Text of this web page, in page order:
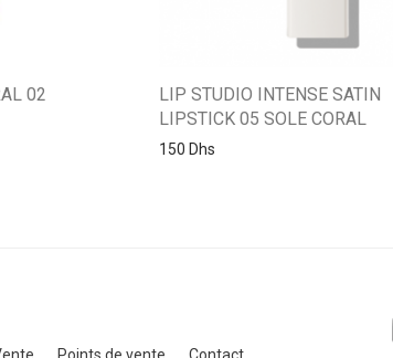
02
LIP STUDIO INTENSE SATIN
LIPSTICK 05 SOLE CORAL
150 Dhs